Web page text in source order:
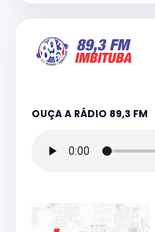
OUÇA A RÁDIO 89,3 FM